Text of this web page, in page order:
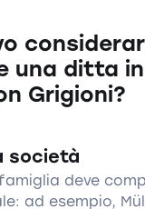
una ditta
Grigioni?
società
deve
ad esempio,